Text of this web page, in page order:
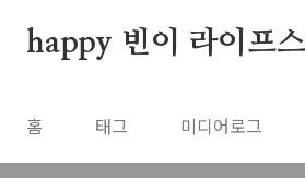
happy 빈이 라이프스
홈 태그 미디어로그